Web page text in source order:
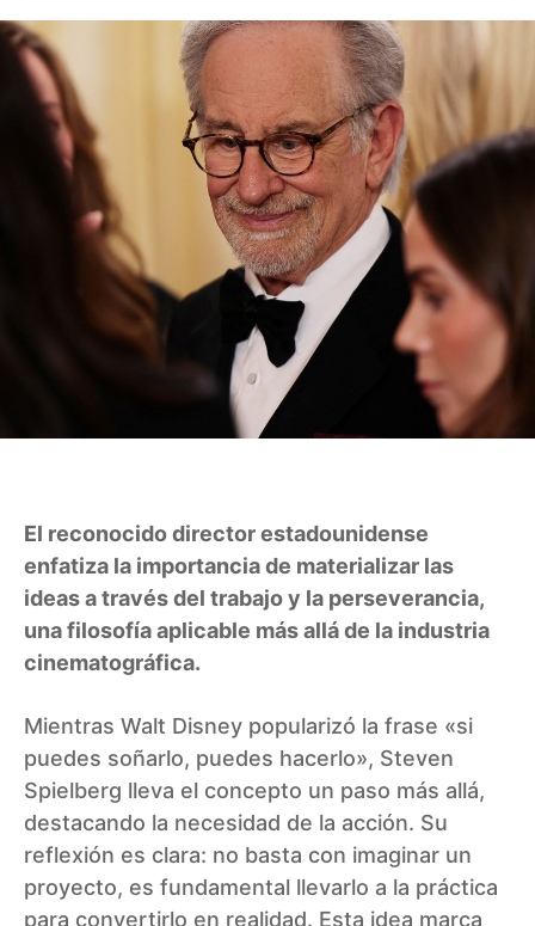
El reconocido director estadounidense
enfatiza la importancia de materializar las
ideas a través del trabajo y la perseverancia,
una filosofía aplicable más allá de la industria
cinematográfica.
Mientras Walt Disney popularizó la frase «si
puedes soñarlo, puedes hacerlo», Steven
Spielberg lleva el concepto un paso más allá,
destacando la necesidad de la acción. Su
reflexión es clara: no basta con imaginar un
proyecto, es fundamental llevarlo a la práctica
para convertirlo en realidad. Esta idea marca